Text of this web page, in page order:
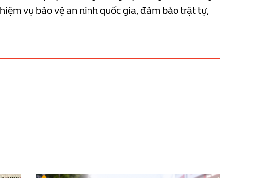
vụ bảo vệ an ninh quốc gia, đảm bảo trật tự,